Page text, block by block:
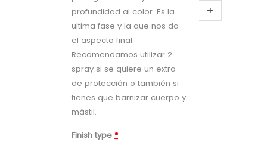
profundidad al color. Es la
ultima fase y la que nos da
el aspecto final.
Recomendamos utilizar 2
spray si se quiere un extra
de protección o también si
tienes que barnizar cuerpo y
mástil.
Finish type *
NITRO
+